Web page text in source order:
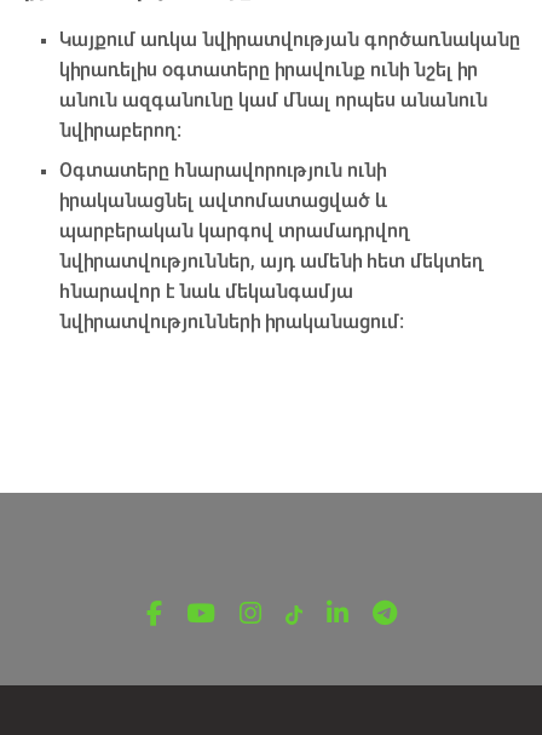
Կայքում առկա նվիրատվության գործառնականը
կիրառելիս օգտատերը իրավունք ունի նշել իր
անուն ազգանունը կամ մնալ որպես անանուն
նվիրաբերող։
Օգտատերը հնարավորություն ունի
իրականացնել ավտոմատացված և
պարբերական կարգով տրամադրվող
նվիրատվություններ, այդ ամենի հետ մեկտեղ
հնարավոր է նաև մեկանգամյա
նվիրատվությունների իրականացում։